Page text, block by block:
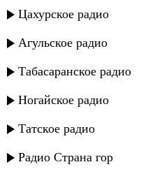
Цахурское радио
Агульское радио
Табасаранское радио
Ногайское радио
Татское радио
Радио Страна гор
Хасбулат Рахманов -
Шумайсат Абдулаева
Шумайсат Абдулаева